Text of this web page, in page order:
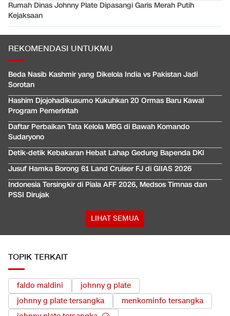
Rumah Dinas Johnny Plate Dipasangi Garis Merah Putih
Kejaksaan
REKOMENDASI UNTUKMU
Beda Nasib Kashmir yang Dikelola India vs Pakistan Jadi
Sorotan
Hashim Djojohadikusumo Kukuhkan 20 Ormas Baru Kawal
Program Pemerintah
Daftar Perbaikan Tata Kelola MBG di Bawah Komando
Sudaryono
Detik-detik Kebakaran Hebat Lahap Gedung Bapenda DKI
Jusuf Hamka Borong 61 Land Cruiser FJ di GIIAS 2026
Indonesia Tersingkir di Piala AFF 2026, Medsos Timnas dan
PSSI Dirujak
LIHAT SEMUA
TOPIK TERKAIT
faldo maldini
johnny g plate
johnny g plate tersangka
menkominfo tersangka